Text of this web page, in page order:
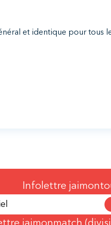
et identique pour tous
Infolettre